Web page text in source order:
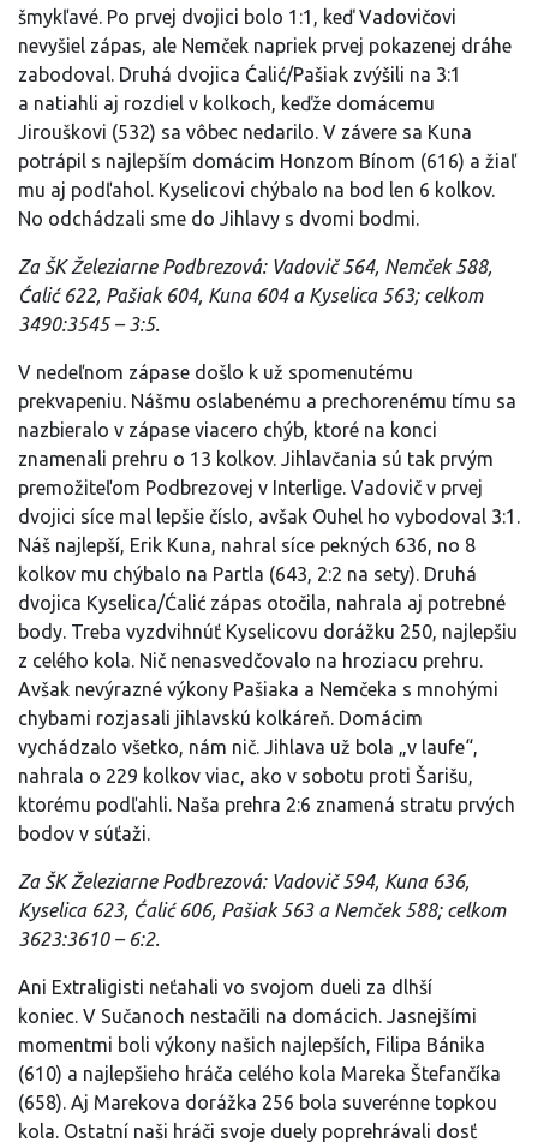
šmykľavé. Po prvej dvojici bolo 1:1, keď Vadovičovi
nevyšiel zápas, ale Nemček napriek prvej pokazenej dráhe
zabodoval. Druhá dvojica Ćalić/Pašiak zvýšili na 3:1
a natiahli aj rozdiel v kolkoch, keďže domácemu
Jirouškovi (532) sa vôbec nedarilo. V závere sa Kuna
potrápil s najlepším domácim Honzom Bínom (616) a žiaľ
mu aj podľahol. Kyselicovi chýbalo na bod len 6 kolkov.
No odchádzali sme do Jihlavy s dvomi bodmi.
Za ŠK Železiarne Podbrezová: Vadovič 564, Nemček 588,
Ćalić 622, Pašiak 604, Kuna 604 a Kyselica 563; celkom
3490:3545 – 3:5.
V nedeľnom zápase došlo k už spomenutému
prekvapeniu. Nášmu oslabenému a prechorenému tímu sa
nazbieralo v zápase viacero chýb, ktoré na konci
znamenali prehru o 13 kolkov. Jihlavčania sú tak prvým
premožiteľom Podbrezovej v Interlige. Vadovič v prvej
dvojici síce mal lepšie číslo, avšak Ouhel ho vybodoval 3:1.
Náš najlepší, Erik Kuna, nahral síce pekných 636, no 8
kolkov mu chýbalo na Partla (643, 2:2 na sety). Druhá
dvojica Kyselica/Ćalić zápas otočila, nahrala aj potrebné
body. Treba vyzdvihnúť Kyselicovu dorážku 250, najlepšiu
z celého kola. Nič nenasvedčovalo na hroziacu prehru.
Avšak nevýrazné výkony Pašiaka a Nemčeka s mnohými
chybami rozjasali jihlavskú kolkáreň. Domácim
vychádzalo všetko, nám nič. Jihlava už bola „v laufe“,
nahrala o 229 kolkov viac, ako v sobotu proti Šarišu,
ktorému podľahli. Naša prehra 2:6 znamená stratu prvých
bodov v súťaži.
Za ŠK Železiarne Podbrezová: Vadovič 594, Kuna 636,
Kyselica 623, Ćalić 606, Pašiak 563 a Nemček 588; celkom
3623:3610 – 6:2.
Ani Extraligisti neťahali vo svojom dueli za dlhší
koniec. V Sučanoch nestačili na domácich. Jasnejšími
momentmi boli výkony našich najlepších, Filipa Bánika
(610) a najlepšieho hráča celého kola Mareka Štefančíka
(658). Aj Marekova dorážka 256 bola suverénne topkou
kola. Ostatní naši hráči svoje duely poprehrávali dosť